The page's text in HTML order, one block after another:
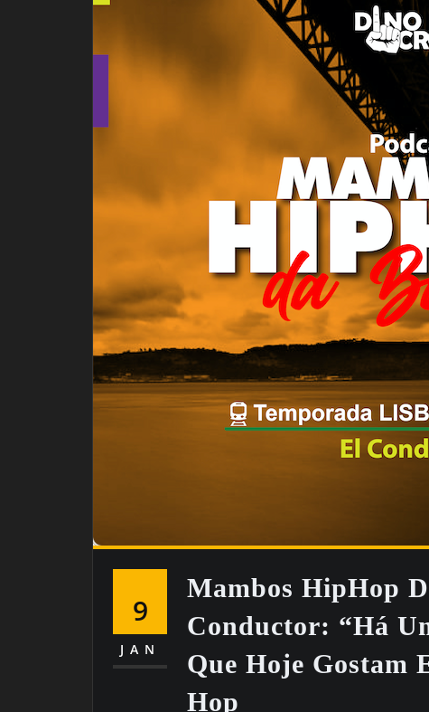
9
JAN
Mambos HipHop
Conductor: “Há
Que Hoje Gostam
Hop